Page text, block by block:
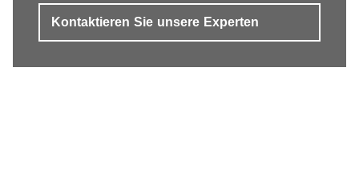
Kontaktieren Sie unsere Experten